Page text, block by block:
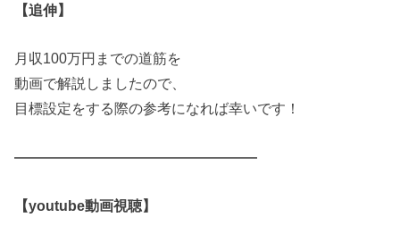
【追伸】
月収100万円までの道筋を
動画で解説しましたので、
目標設定をする際の参考になれば幸いです！
—————————————————
【youtube動画視聴】